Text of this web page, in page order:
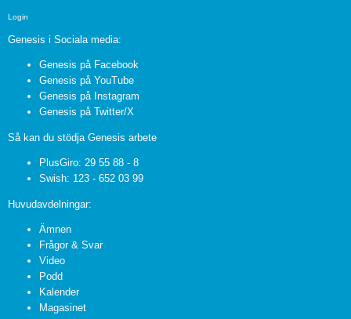
Login
Genesis i Sociala media:
Genesis på Facebook
Genesis på YouTube
Genesis på Instagram
Genesis på Twitter/X
Så kan du stödja Genesis arbete
PlusGiro: 29 55 88 - 8
Swish: 123 - 652 03 99
Huvudavdelningar:
Ämnen
Frågor & Svar
Video
Podd
Kalender
Magasinet